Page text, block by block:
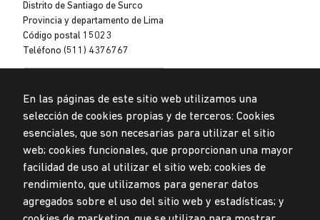
Distrito de Santiago de Surco
Provincia y departamento de Lima
Código postal 15023
Teléfono (511) 4376767
Privacidad de datos personales
Mesa de partes
© Universidad de Lima, 2024
Todos los derechos reservados
En las páginas de este sitio web utilizamos una
selección de cookies propias y de terceros: Cookies
esenciales, que son necesarias para utilizar el sitio
web; cookies funcionales, que proporcionan una mayor
facilidad de uso al utilizar el sitio web; cookies de
rendimiento, que utilizamos para generar datos
agregados sobre el uso del sitio web y estadísticas; y